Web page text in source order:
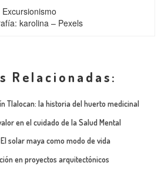
Excursionismo
karolina – Pexels
Relacionadas:
Tlalocan: la historia del huerto medicinal
en el cuidado de la Salud Mental
solar maya como modo de vida
en proyectos arquitectónicos